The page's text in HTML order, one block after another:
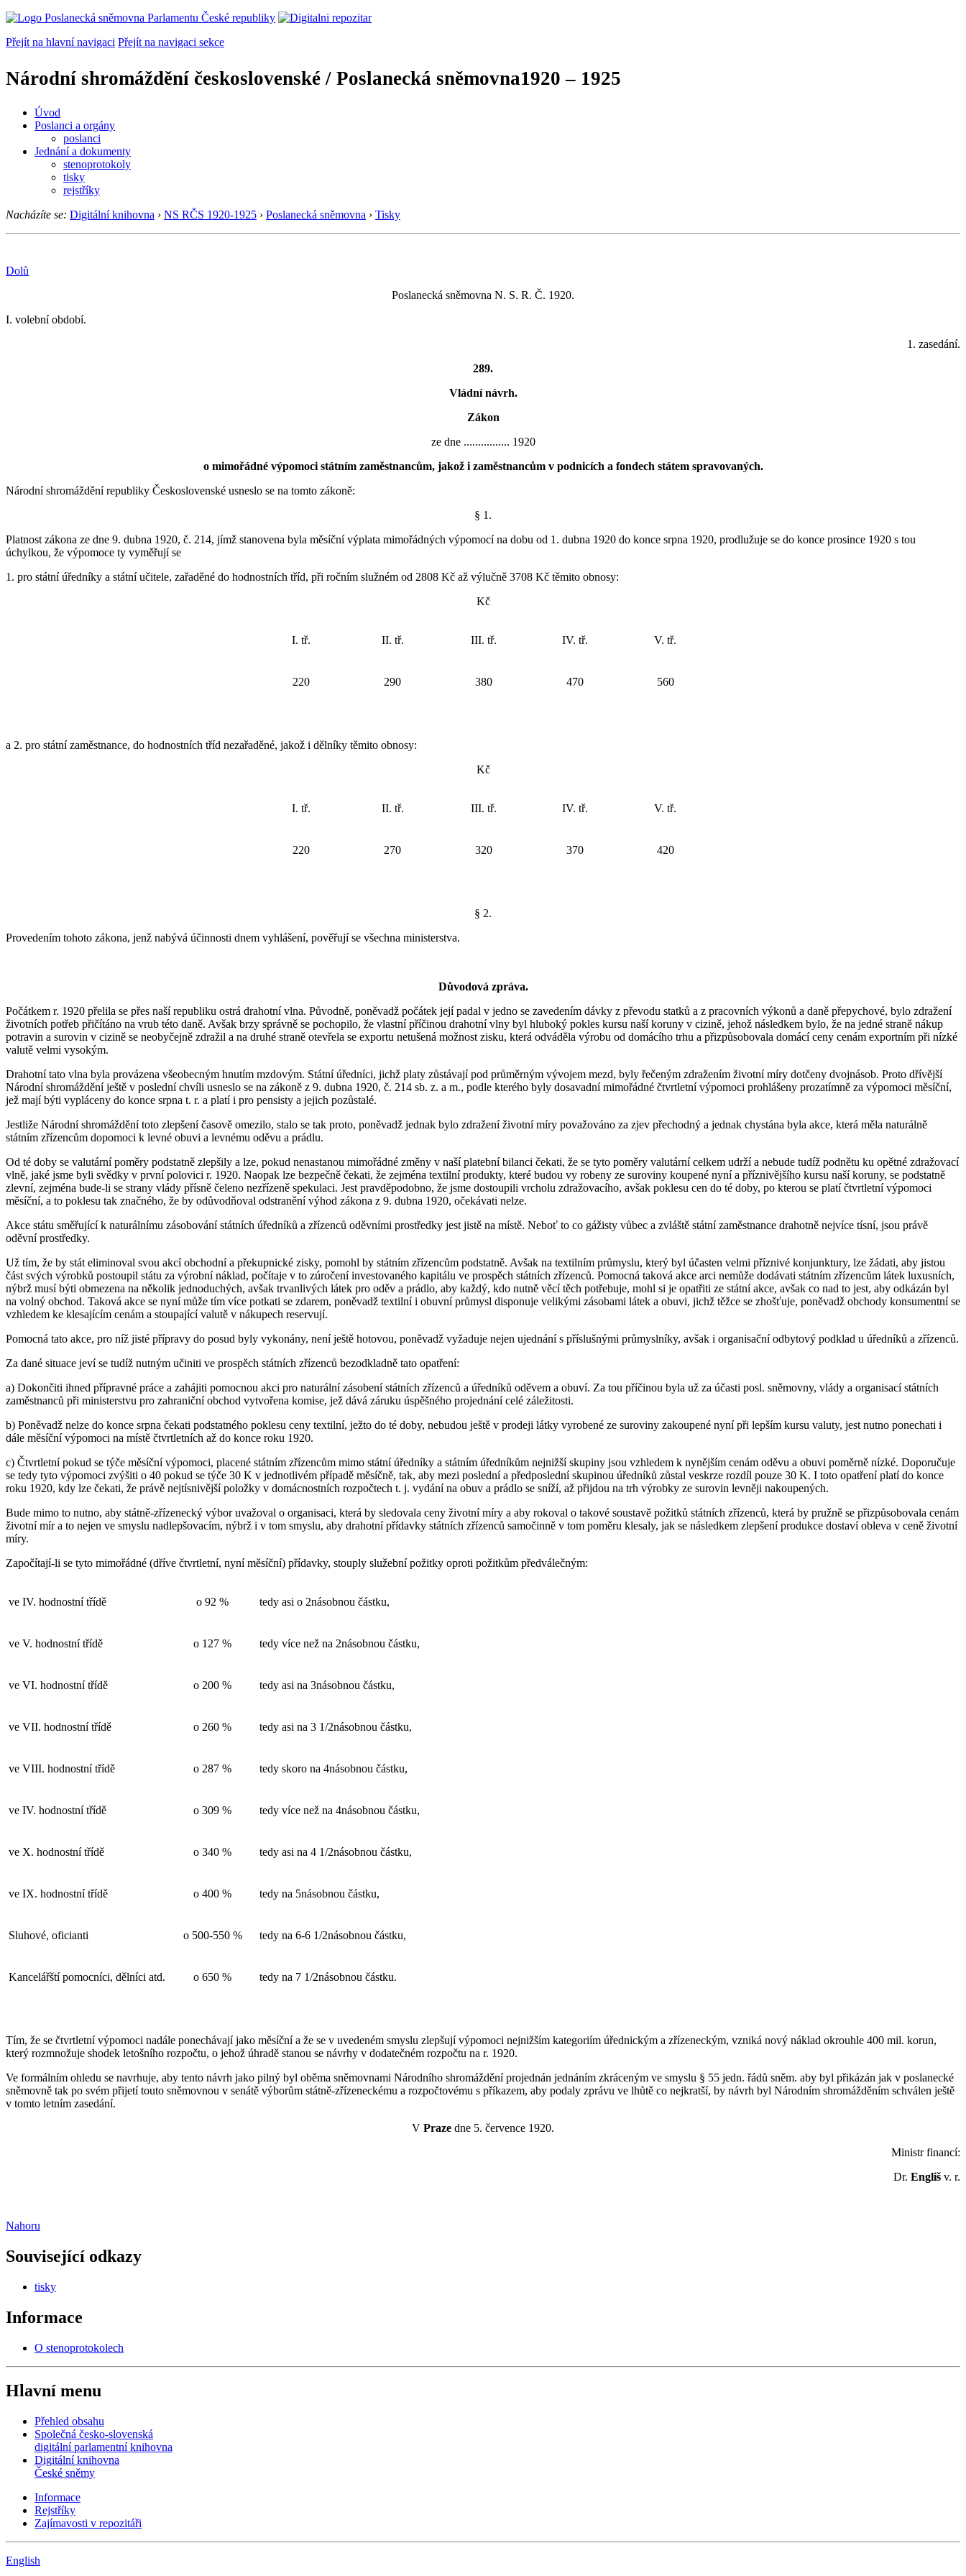
Přejít na hlavní navigaci Přejít na navigaci sekce
Národní shromáždění československé / Poslanecká sněmovna1920 – 1925
Úvod
Poslanci a orgány
poslanci
Jednání a dokumenty
stenoprotokoly
tisky
rejstříky
Nacházíte se: Digitální knihovna › NS RČS 1920-1925 › Poslanecká sněmovna › Tisky
Dolů
Poslanecká sněmovna N. S. R. Č. 1920.
I. volební období.
1. zasedání.
289.
Vládní návrh.
Zákon
ze dne ................ 1920
o mimořádné výpomoci státním zaměstnancům, jakož i zaměstnancům v podnicích a fondech státem spravovaných.
Národní shromáždění republiky Československé usneslo se na tomto zákoně:
§ 1.
Platnost zákona ze dne 9. dubna 1920, č. 214, jímž stanovena byla měsíční výplata mimořádných výpomocí na dobu od 1. dubna 1920 do konce srpna 1920, prodlužuje se do konce prosince 1920 s tou
úchylkou, že výpomoce ty vyměřují se
1. pro státní úředníky a státní učitele, zařaděné do hodnostních tříd, při ročním služném od 2808 Kč až výlučně 3708 Kč těmito obnosy:
Kč
I. tř. II. tř. III. tř. IV. tř. V. tř.
220 290 380 470 560
a 2. pro státní zaměstnance, do hodnostních tříd nezařaděné, jakož i dělníky těmito obnosy:
Kč
I. tř. II. tř. III. tř. IV. tř. V. tř.
220 270 320 370 420
§ 2.
Provedením tohoto zákona, jenž nabývá účinnosti dnem vyhlášení, pověřují se všechna ministerstva.
Důvodová zpráva.
Počátkem r. 1920 přelila se přes naší republiku ostrá drahotní vlna. Původně, poněvadž počátek její padal v jedno se zavedením dávky z převodu statků a z pracovních výkonů a daně přepychové, bylo zdražení
životních potřeb přičítáno na vrub této daně. Avšak brzy správně se pochopilo, že vlastní příčinou drahotní vlny byl hluboký pokles kursu naší koruny v cizině, jehož následkem bylo, že na jedné straně nákup
potravin a surovin v cizině se neobyčejně zdražil a na druhé straně otevřela se exportu netušená možnost zisku, která odváděla výrobu od domácího trhu a přizpůsobovala domácí ceny cenám exportním při nízké
valutě velmi vysokým.
Drahotní tato vlna byla provázena všeobecným hnutím mzdovým. Státní úředníci, jichž platy zůstávají pod průměrným vývojem mezd, byly řečeným zdražením životní míry dotčeny dvojnásob. Proto dřívější
Národní shromáždění ještě v poslední chvíli usneslo se na zákoně z 9. dubna 1920, č. 214 sb. z. a m., podle kterého byly dosavadní mimořádné čtvrtletní výpomoci prohlášeny prozatímně za výpomoci měsíční,
jež mají býti vypláceny do konce srpna t. r. a platí i pro pensisty a jejich pozůstalé.
Jestliže Národní shromáždění toto zlepšení časově omezilo, stalo se tak proto, poněvadž jednak bylo zdražení životní míry považováno za zjev přechodný a jednak chystána byla akce, která měla naturálně
státním zřízencům dopomoci k levné obuvi a levnému oděvu a prádlu.
Od té doby se valutární poměry podstatně zlepšily a lze, pokud nenastanou mimořádné změny v naší platební bilanci čekati, že se tyto poměry valutární celkem udrží a nebude tudíž podnětu ku opětné zdražovací
vlně, jaké jsme byli svědky v první polovici r. 1920. Naopak lze bezpečně čekati, že zejména textilní produkty, které budou vy robeny ze suroviny koupené nyní a příznivějšího kursu naší koruny, se podstatně
zlevní, zejména bude-li se strany vlády přísně čeleno nezřízeně spekulaci. Jest pravděpodobno, že jsme dostoupili vrcholu zdražovacího, avšak poklesu cen do té doby, po kterou se platí čtvrtletní výpomoci
měsíční, a to poklesu tak značného, že by odůvodňoval odstranění výhod zákona z 9. dubna 1920, očekávati nelze.
Akce státu směřující k naturálnímu zásobování státních úředníků a zřízenců oděvními prostředky jest jistě na místě. Neboť to co gážisty vůbec a zvláště státní zaměstnance drahotně nejvíce tísní, jsou právě
oděvní prostředky.
Už tím, že by stát eliminoval svou akcí obchodní a překupnické zisky, pomohl by státním zřízencům podstatně. Avšak na textilním průmyslu, který byl účasten velmi příznivé konjunktury, lze žádati, aby jistou
část svých výrobků postoupil státu za výrobní náklad, počítaje v to zúročení investovaného kapitálu ve prospěch státních zřízenců. Pomocná taková akce arci nemůže dodávati státním zřízencům látek luxusních,
nýbrž musí býti obmezena na několik jednoduchých, avšak trvanlivých látek pro oděv a prádlo, aby každý, kdo nutně věcí těch potřebuje, mohl si je opatřiti ze státní akce, avšak co nad to jest, aby odkázán byl
na volný obchod. Taková akce se nyní může tím více potkati se zdarem, poněvadž textilní i obuvní průmysl disponuje velikými zásobami látek a obuvi, jichž těžce se zhošťuje, poněvadž obchody konsumentní se
vzhledem ke klesajícím cenám a stoupající valutě v nákupech reservují.
Pomocná tato akce, pro níž jisté přípravy do posud byly vykonány, není ještě hotovou, poněvadž vyžaduje nejen ujednání s příslušnými průmyslníky, avšak i organisační odbytový podklad u úředníků a zřízenců.
Za dané situace jeví se tudíž nutným učiniti ve prospěch státních zřízenců bezodkladně tato opatření:
a) Dokončiti ihned přípravné práce a zahájiti pomocnou akci pro naturální zásobení státních zřízenců a úředníků oděvem a obuví. Za tou příčinou byla už za účasti posl. sněmovny, vlády a organisací státních
zaměstnanců při ministerstvu pro zahraniční obchod vytvořena komise, jež dává záruku úspěšného projednání celé záležitosti.
b) Poněvadž nelze do konce srpna čekati podstatného poklesu ceny textilní, ježto do té doby, nebudou ještě v prodeji látky vyrobené ze suroviny zakoupené nyní při lepším kursu valuty, jest nutno ponechati i
dále měsíční výpomoci na místě čtvrtletních až do konce roku 1920.
c) Čtvrtletní pokud se týče měsíční výpomoci, placené státním zřízencům mimo státní úředníky a státním úředníkům nejnižší skupiny jsou vzhledem k nynějším cenám oděvu a obuvi poměrně nízké. Doporučuje
se tedy tyto výpomoci zvýšiti o 40 pokud se týče 30 K v jednotlivém případě měsíčně, tak, aby mezi poslední a předposlední skupinou úředníků zůstal veskrze rozdíl pouze 30 K. I toto opatření platí do konce
roku 1920, kdy lze čekati, že právě nejtísnivější položky v domácnostních rozpočtech t. j. vydání na obuv a prádlo se sníží, až přijdou na trh výrobky ze surovin levněji nakoupených.
Bude mimo to nutno, aby státně-zřízenecký výbor uvažoval o organisaci, která by sledovala ceny životní míry a aby rokoval o takové soustavě požitků státních zřízenců, která by pružně se přizpůsobovala cenám
životní mír a to nejen ve smyslu nadlepšovacím, nýbrž i v tom smyslu, aby drahotní přídavky státních zřízenců samočinně v tom poměru klesaly, jak se následkem zlepšení produkce dostaví obleva v ceně životní
míry.
Započítají-li se tyto mimořádné (dříve čtvrtletní, nyní měsíční) přídavky, stouply služební požitky oproti požitkům předválečným:
ve IV. hodnostní třídě o 92 % tedy asi o 2násobnou částku,
ve V. hodnostní třídě o 127 % tedy více než na 2násobnou částku,
ve VI. hodnostní třídě o 200 % tedy asi na 3násobnou částku,
ve VII. hodnostní třídě o 260 % tedy asi na 3 1/2násobnou částku,
ve VIII. hodnostní třídě o 287 % tedy skoro na 4násobnou částku,
ve IV. hodnostní třídě o 309 % tedy více než na 4násobnou částku,
ve X. hodnostní třídě o 340 % tedy asi na 4 1/2násobnou částku,
ve IX. hodnostní třídě o 400 % tedy na 5násobnou částku,
Sluhové, oficianti o 500-550 % tedy na 6-6 1/2násobnou částku,
Kancelářští pomocníci, dělníci atd. o 650 % tedy na 7 1/2násobnou částku.
Tím, že se čtvrtletní výpomoci nadále ponechávají jako měsíční a že se v uvedeném smyslu zlepšují výpomoci nejnižším kategoriím úřednickým a zřízeneckým, vzniká nový náklad okrouhle 400 mil. korun,
který rozmnožuje shodek letošního rozpočtu, o jehož úhradě stanou se návrhy v dodatečném rozpočtu na r. 1920.
Ve formálním ohledu se navrhuje, aby tento návrh jako pilný byl oběma sněmovnami Národního shromáždění projednán jednáním zkráceným ve smyslu § 55 jedn. řádů sněm. aby byl přikázán jak v poslanecké
sněmovně tak po svém přijetí touto sněmovnou v senátě výborům státně-zřízeneckému a rozpočtovému s příkazem, aby podaly zprávu ve lhůtě co nejkratší, by návrh byl Národním shromážděním schválen ještě
v tomto letním zasedání.
V Praze dne 5. července 1920.
Ministr financí:
Dr. Engliš v. r.
Nahoru
Související odkazy
tisky
Informace
O stenoprotokolech
Hlavní menu
Přehled obsahu
Společná česko-slovenská
digitální parlamentní knihovna
Digitální knihovna
České sněmy
Informace
Rejstříky
Zajímavosti v repozitáři
English